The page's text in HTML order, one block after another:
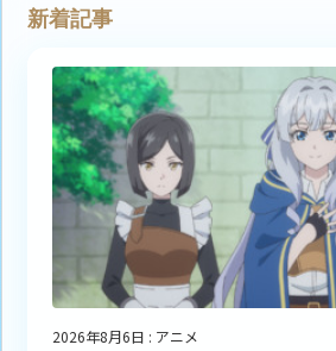
新着記事
2026年8月6日 : アニメ